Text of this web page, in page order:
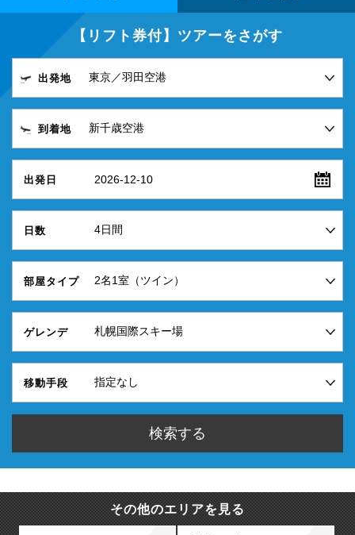
【リフト券付】ツアーをさがす
出発地
到着地
出発日 2026-12-10
日数
部屋タイプ
ゲレンデ
移動手段
その他のエリアを見る